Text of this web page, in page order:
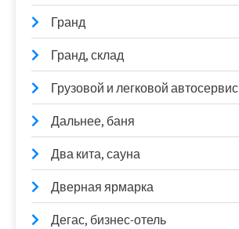
Гранд
Гранд, склад
Грузовой и легковой автосервис
Дальнее, баня
Два кита, сауна
Дверная ярмарка
Дегас, бизнес-отель